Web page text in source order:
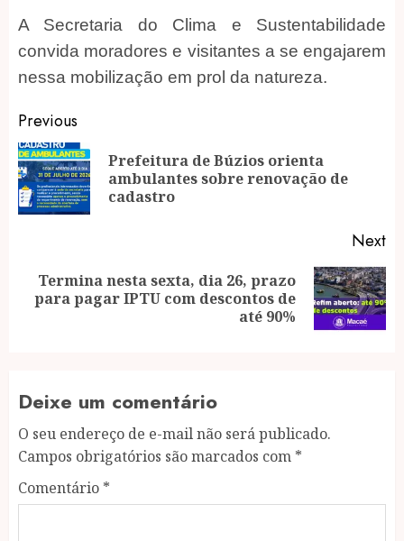
A Secretaria do Clima e Sustentabilidade
convida moradores e visitantes a se engajarem
nessa mobilização em prol da natureza.
Post
navigation
Previous
Prefeitura de Búzios orienta
ambulantes sobre renovação de
cadastro
Next
Next
Termina nesta sexta, dia 26, prazo
para pagar IPTU com descontos de
até 90%
Deixe um comentário
O seu endereço de e-mail não será publicado.
Campos obrigatórios são marcados com *
Comentário *